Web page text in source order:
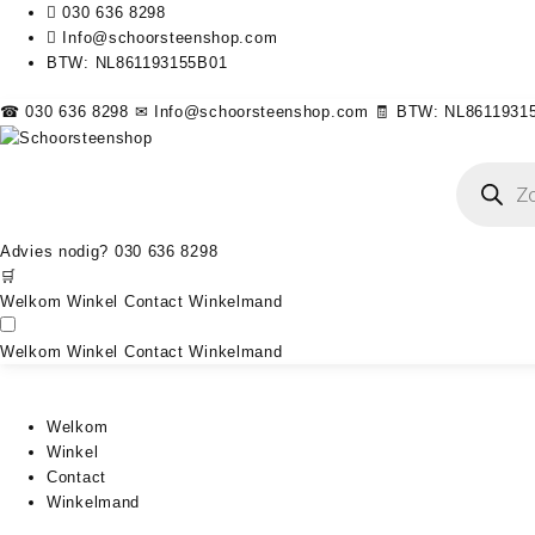
030 636 8298
Info@schoorsteenshop.com
BTW: NL861193155B01
☎ 030 636 8298 ✉ Info@schoorsteenshop.com 🧾 BTW:
zoeken
Advies nodig? 030 636 8298
🛒
Welkom Winkel Contact Winkelmand
Welkom Winkel Contact Winkelmand
Welkom
Winkel
Contact
Winkelmand